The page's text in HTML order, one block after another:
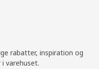
rabatter, inspiration og
varehuset.